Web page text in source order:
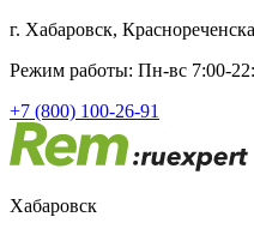
г. Хабаровск,
Режим работы: Пн-вс 7:00-
+7 (800) 100-26-91
Хабаровск